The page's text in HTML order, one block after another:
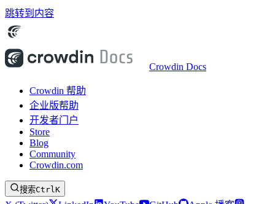
跳转到内容
Crowdin Docs
Crowdin 帮助
企业版帮助
开发者门户
Store
Blog
Community
Crowdin.com
搜索CtrlK